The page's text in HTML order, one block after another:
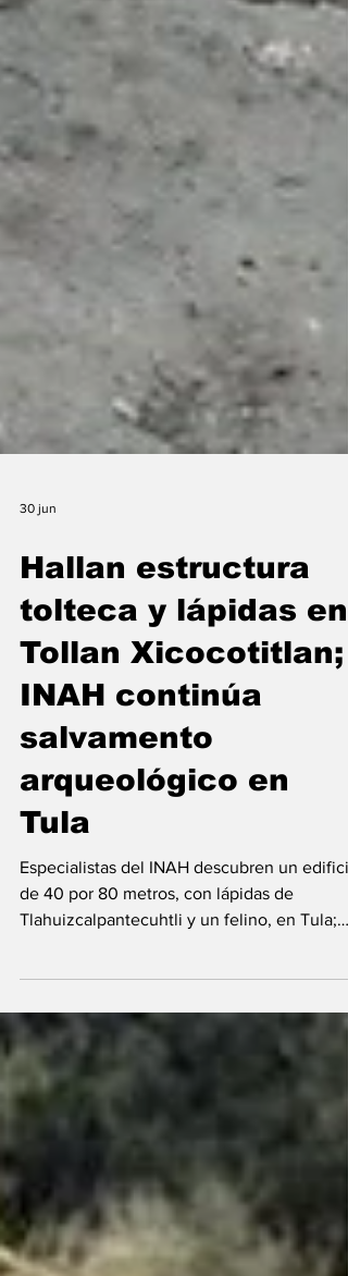
Hallan estructura
tolteca y lápidas en
Tollan Xicocotitlan;
INAH continúa
salvamento
arqueológico en
Tula
Especialistas del INAH descubren un
de 40 por 80 metros, con lápidas de
hallazgo aporta información sobre la
grandeza tolteca.